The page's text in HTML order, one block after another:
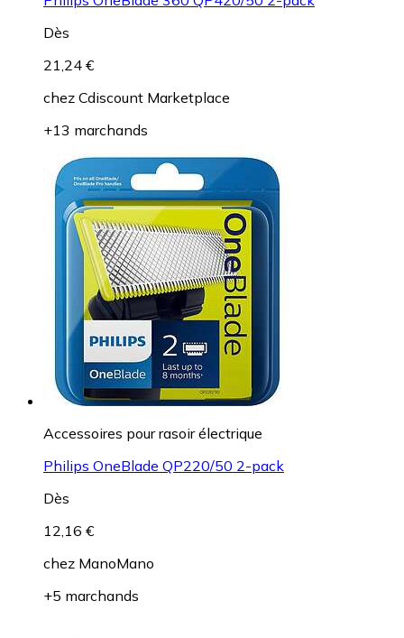
Dès
21,24 €
chez Cdiscount Marketplace
+13 marchands
Accessoires pour rasoir électrique
Philips OneBlade QP220/50 2-pack
Dès
12,16 €
chez ManoMano
+5 marchands